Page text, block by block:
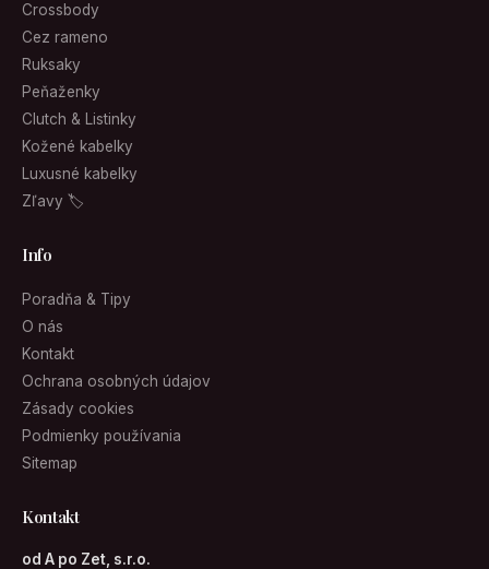
Crossbody
Cez rameno
Ruksaky
Peňaženky
Clutch & Listinky
Kožené kabelky
Luxusné kabelky
Zľavy 🏷
Info
Poradňa & Tipy
O nás
Kontakt
Ochrana osobných údajov
Zásady cookies
Podmienky používania
Sitemap
Kontakt
od A po Zet, s.r.o.